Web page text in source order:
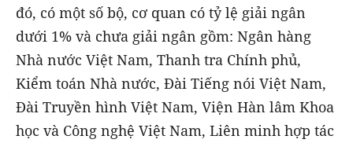
đó, có một số bộ, cơ quan có tỷ lệ giải ngân
dưới 1% và chưa giải ngân gồm: Ngân hàng
Nhà nước Việt Nam, Thanh tra Chính phủ,
Kiểm toán Nhà nước, Đài Tiếng nói Việt Nam,
Đài Truyền hình Việt Nam, Viện Hàn lâm Khoa
học và Công nghệ Việt Nam, Liên minh hợp tác